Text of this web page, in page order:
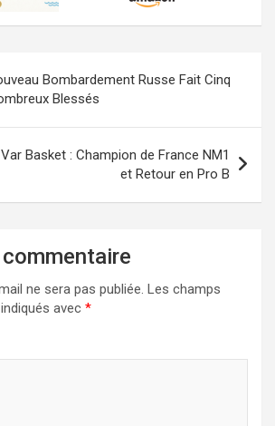
Bombardement Russe Fait Cinq
Blessés
Basket : Champion de France NM1
et Retour en Pro B
ne sera pas publiée. Les champs
avec *